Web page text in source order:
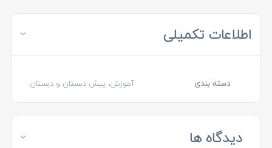
اطلاعات تکمیلی
دسته بندی آموزش، پیش دبستان و دبستان
دیدگاه ها